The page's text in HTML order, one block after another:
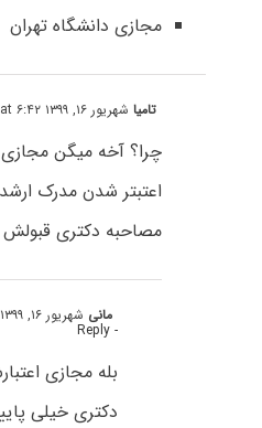
مجازی دانشگاه تهران
تامیاشهریور ۱۶, ۱۳۹۹ at ۶:۴۲ ب٫ظ
چرا؟ آخه میگن
اعتبتر شدن مدرک
مصاحبه دکتری قبولش
مانی شهریور ۱۶, ۱۳۹۹ at ۱۰:۵۳ ب٫ظ
- Reply
بله مجازی
دکتری خیلی